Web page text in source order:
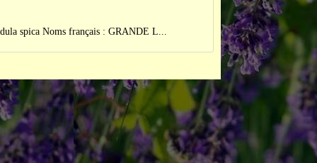
Noms français : GRANDE L...